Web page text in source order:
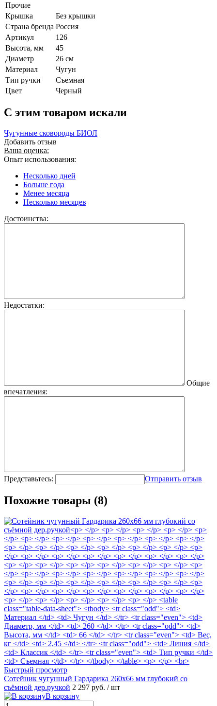
Прочие
Крышка
Без крышки
Страна бренда Россия
Артикул
126
Высота, мм
45
Диаметр
26 см
Материал
Чугун
Тип ручки
Съемная
Цвет
Черный
C этим товаром искали
Чугунные сковороды БИОЛ
Добавить отзыв
Ваша оценка:
Опыт использования:
Несколько дней
Больше года
Менее месяца
Несколько месяцев
Достоинства:
Недостатки:
Общие
впечатления:
Представьтесь: Отправить отзыв
Похожие товары (8)
Быстрый просмотр
Сотейник чугунный Гардарика 260х66 мм глубокий со
съёмной дер.ручкой 2 297 руб. / шт
В корзину